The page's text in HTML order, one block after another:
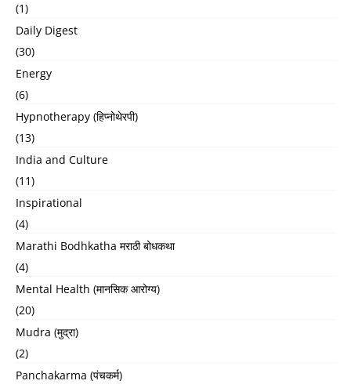
(1)
Daily Digest
(30)
Energy
(6)
Hypnotherapy (हिप्नोथेरपी)
(13)
India and Culture
(11)
Inspirational
(4)
Marathi Bodhkatha मराठी बोधकथा
(4)
Mental Health (मानसिक आरोग्य)
(20)
Mudra (मुद्रा)
(2)
Panchakarma (पंचकर्म)